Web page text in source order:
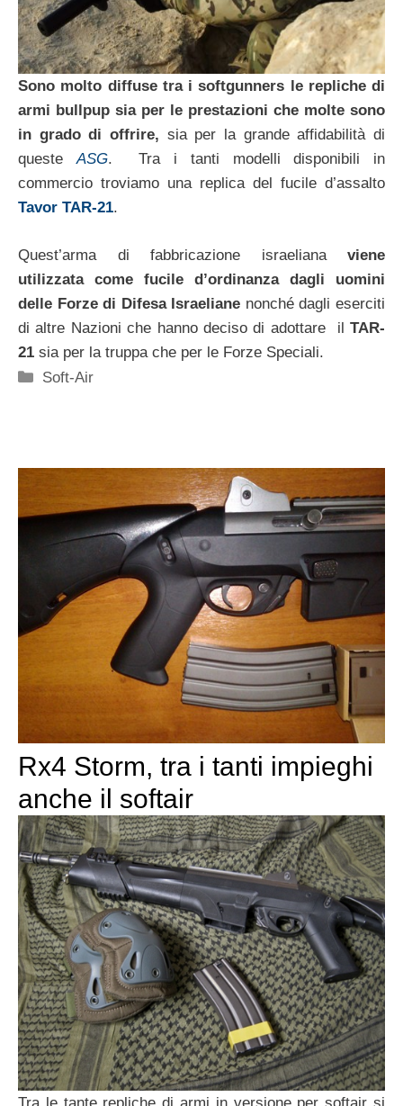
Sono molto diffuse tra i softgunners le repliche di
armi bullpup sia per le prestazioni che molte sono
in grado di offrire, sia per la grande affidabilità di
questeASG. Tra i tanti modelli disponibili in
commercio troviamo una replica del fucile d’assalto
Tavor TAR-21.
Quest’arma di fabbricazione israeliana viene
utilizzata come fucile d’ordinanza dagli uomini
delle Forze di Difesa Israeliane nonché dagli eserciti
di altre Nazioni che hanno deciso di adottare il TAR-
21 sia per la truppa che per le Forze Speciali.
Categorie
Soft-Air
Rx4 Storm, tra i tanti impieghi
anche il softair
Tra le tante repliche di armi in versione per softair si